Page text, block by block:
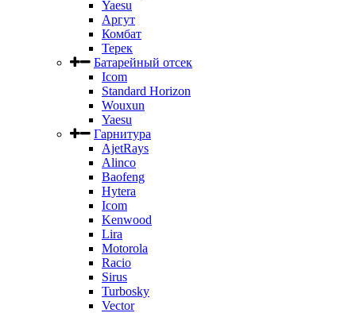
Yaesu
Аргут
Комбат
Терек
Батарейный отсек
Icom
Standard Horizon
Wouxun
Yaesu
Гарнитура
AjetRays
Alinco
Baofeng
Hytera
Icom
Kenwood
Lira
Motorola
Racio
Sirus
Turbosky
Vector